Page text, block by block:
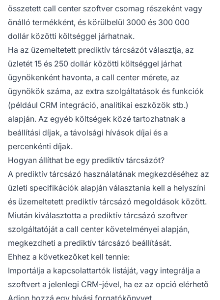
összetett call center szoftver csomag részeként vagy
önálló termékként, és körülbelül 3000 és 300 000
dollár közötti költséggel járhatnak.
Ha az üzemeltetett prediktív tárcsázót választja, az
üzletét 15 és 250 dollár közötti költséggel járhat
ügynökenként havonta, a call center mérete, az
ügynökök száma, az extra szolgáltatások és funkciók
(például CRM integráció, analitikai eszközök stb.)
alapján. Az egyéb költségek közé tartozhatnak a
beállítási díjak, a távolsági hívások díjai és a
percenkénti díjak.
Hogyan állíthat be egy prediktív tárcsázót?
A prediktív tárcsázó használatának megkezdéséhez az
üzleti specifikációk alapján választania kell a helyszíni
és üzemeltetett prediktív tárcsázó megoldások között.
Miután kiválasztotta a prediktív tárcsázó szoftver
szolgáltatóját a call center követelményei alapján,
megkezdheti a prediktív tárcsázó beállítását.
Ehhez a következőket kell tennie:
Importálja a kapcsolattartók listáját, vagy integrálja a
szoftvert a jelenlegi CRM-jével, ha ez az opció elérhető
Adjon hozzá egy hívási forgatókönyvet